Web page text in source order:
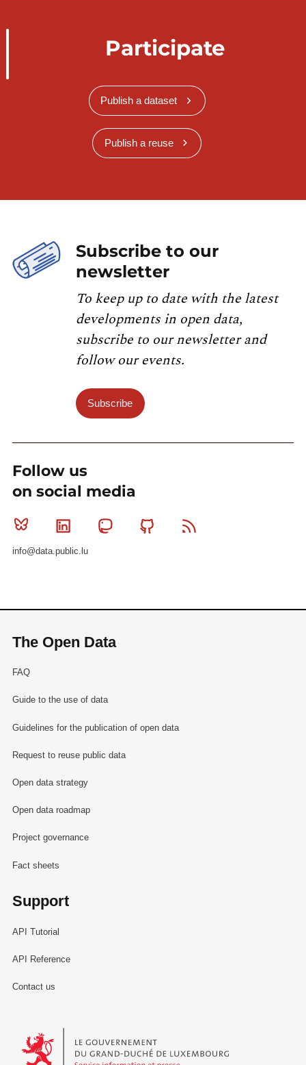
Participate
Publish a dataset
Publish a reuse
Subscribe to our
newsletter
To keep up to date with the latest
developments in open data,
subscribe to our newsletter and
follow our events.
Subscribe
Follow us
on social media
Bluesky Linkedin MastodonGithub
info@data.public.lu
The Open Data
FAQ
Guide to the use of data
Guidelines for the publication of open data
Request to reuse public data
Open data strategy
Open data roadmap
Project governance
Fact sheets
Support
API Tutorial
API Reference
Contact us
Le Gouvernement du Grand-Duché de Luxembourg - Service